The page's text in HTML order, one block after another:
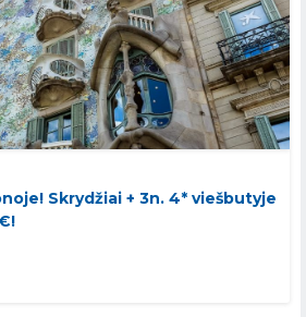
Skrydžiai + 3n. 4* viešbutyje